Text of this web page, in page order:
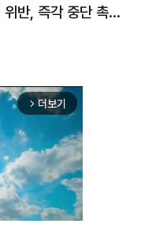
반, 즉각 중단 촉
arrow_forward_ios 더보기